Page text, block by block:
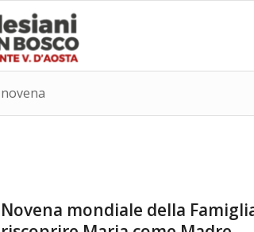
Novena mondiale della